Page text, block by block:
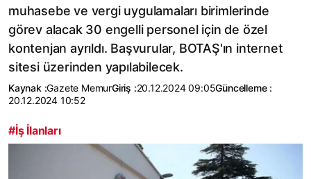
muhasebe ve vergi uygulamaları birimlerinde
görev alacak 30 engelli personel için de özel
kontenjan ayrıldı. Başvurular, BOTAŞ'ın internet
sitesi üzerinden yapılabilecek.
Kaynak :Gazete MemurGiriş :20.12.2024 09:05Güncelleme :
20.12.2024 10:52
#İş İlanları